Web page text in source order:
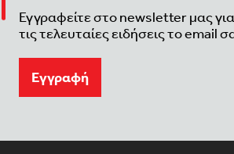
Εγγραφείτε στο newsletter μας
τις τελευταίες ειδήσεις το email
Eγγραφή